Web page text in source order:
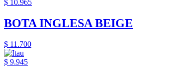
$ 10.965
BOTA INGLESA BEIGE
$ 11.700
$ 9.945